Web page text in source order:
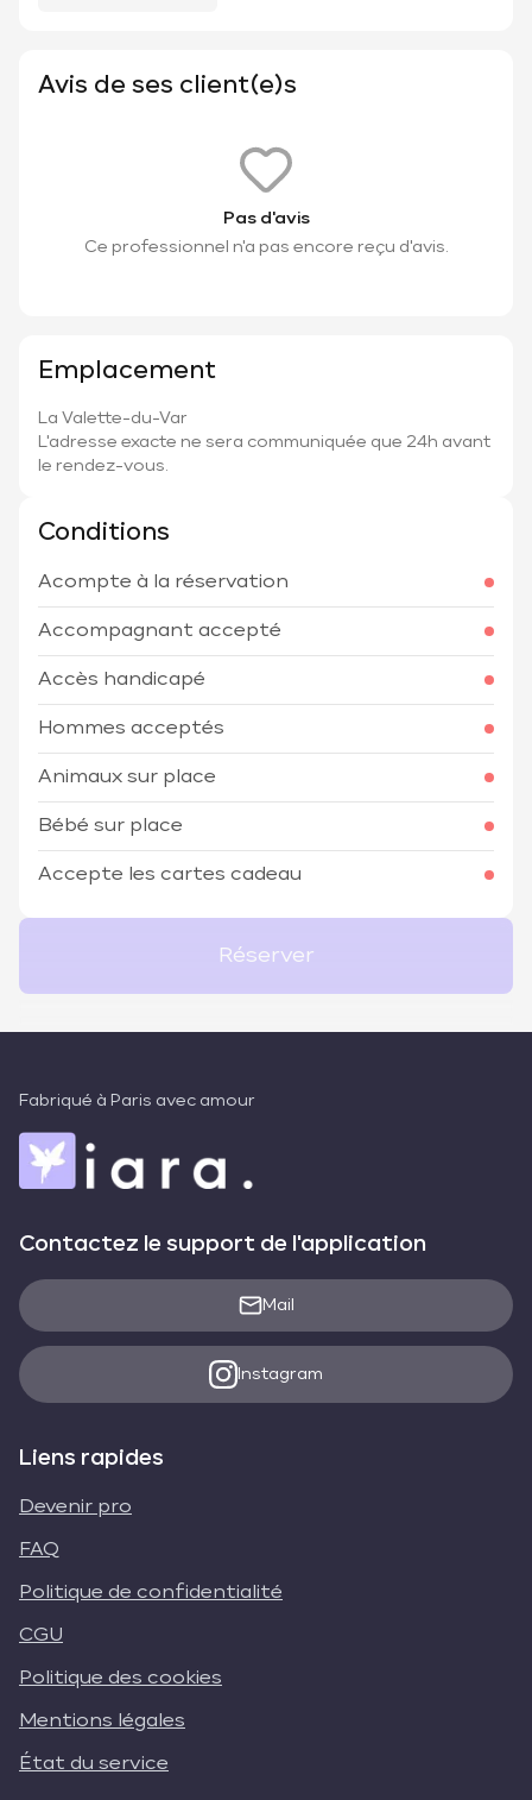
Avis de ses client(e)s
Pas d'avis
Ce professionnel n'a pas encore reçu d'avis.
Emplacement
La Valette-du-Var
L'adresse exacte ne sera communiquée que 24h avant
le rendez-vous.
Conditions
Acompte à la réservation
Accompagnant accepté
Accès handicapé
Hommes acceptés
Animaux sur place
Bébé sur place
Accepte les cartes cadeau
Réserver
Fabriqué à Paris avec amour
Contactez le support de l'application
Mail
Instagram
Liens rapides
Devenir pro
FAQ
Politique de confidentialité
CGU
Politique des cookies
Mentions légales
État du service